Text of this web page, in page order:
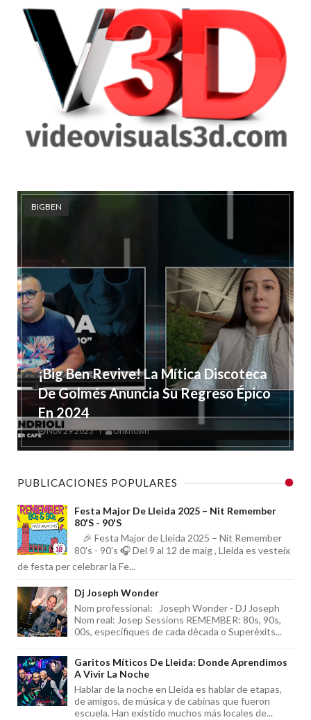
BIGBEN
¡Big Ben Revive! La Mítica Discoteca
De Golmés Anuncia Su Regreso Épico
En 2024
Nov 29 2023 Unknown
PUBLICACIONES POPULARES
Festa Major De Lleida 2025 – Nit Remember
80's - 90's
🎉 Festa Major de Lleida 2025 – Nit Remember
80's - 90's 🎧 Del 9 al 12 de maig , Lleida es vesteix
de festa per celebrar la Fe...
Dj Joseph Wonder
Nom professional: Joseph Wonder - DJ Joseph
Nom real: Josep Sessions REMEMBER: 80s, 90s,
00s, específiques de cada dècada o Superèxits...
Garitos Míticos De Lleida: Donde Aprendimos
A Vivir La Noche
Hablar de la noche en Lleida es hablar de etapas,
de amigos, de música y de cabinas que fueron
escuela. Han existido muchos más locales de...